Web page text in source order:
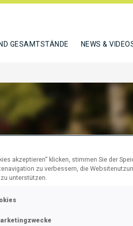
GESAMTSTÄNDE NEWS &
akzeptieren“ klicken, stimmen Sie der
zu verbessern, die
unterstützen.